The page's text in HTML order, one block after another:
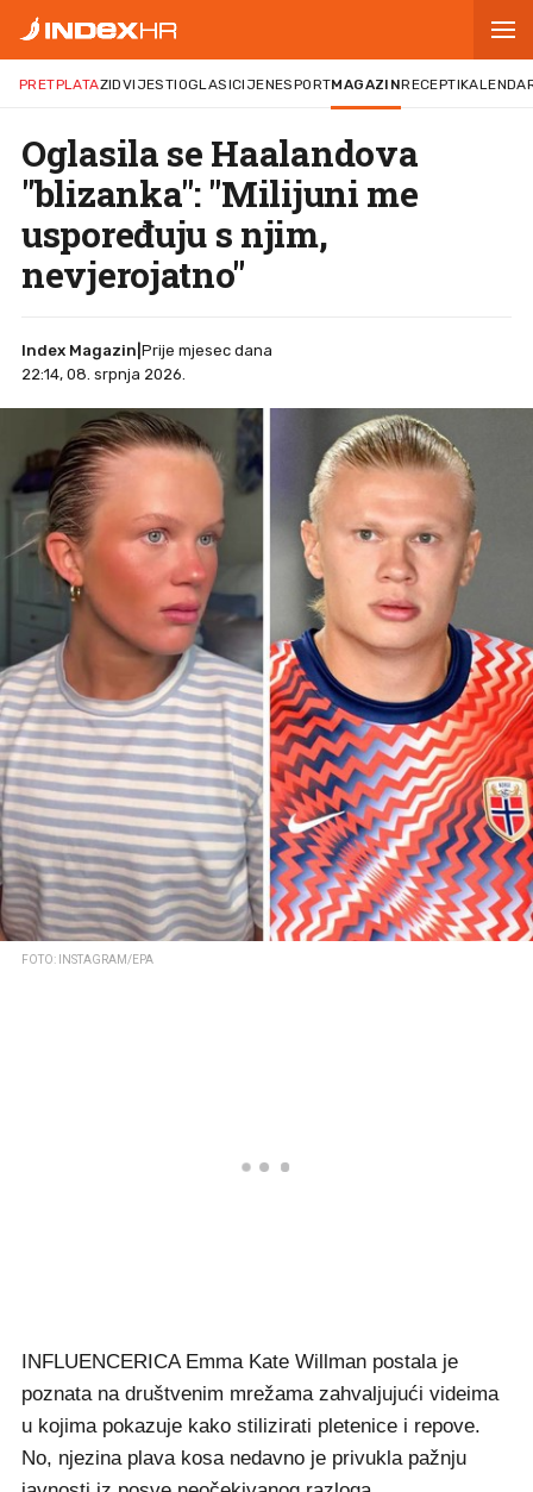
PRETPLATAZIDVIJESTIOGLASICIJENESPORTMAGAZINRECEPTI
Oglasila se Haalandova
"blizanka": "Milijuni me
uspoređuju s njim,
nevjerojatno"
Index Magazin
Prije mjesec dana
22:14, 08. srpnja 2026.
FOTO: INSTAGRAM/EPA
INFLUENCERICA Emma Kate Willman postala je
poznata na društvenim mrežama zahvaljujući videima
u kojima pokazuje kako stilizirati pletenice i repove.
No, njezina plava kosa nedavno je privukla pažnju